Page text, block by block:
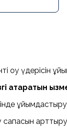
үдерісін
атқаратын
сапасын